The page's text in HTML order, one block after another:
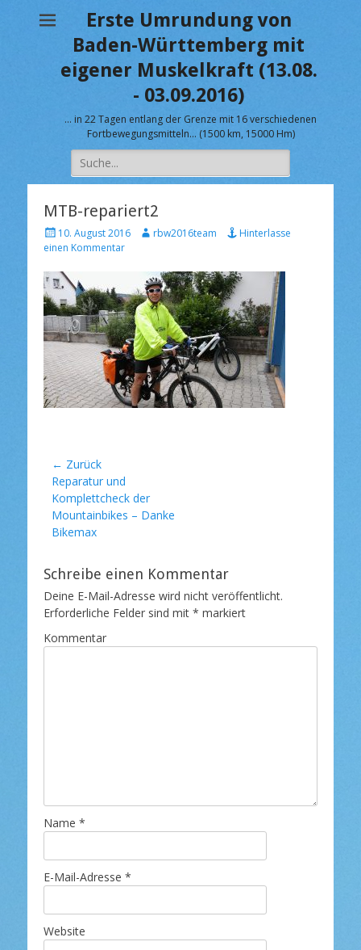
Erste Umrundung von
Baden-Württemberg mit
eigener Muskelkraft (13.08.
- 03.09.2016)
… in 22 Tagen entlang der Grenze mit 16 verschiedenen
Fortbewegungsmitteln… (1500 km, 15000 Hm)
Suche
nach:
MTB-repariert2
V
e
ö
f
f
e
n
l
i
c
h
10. August 2016
A
r
rbw2016team
Hinterlasse
einen Kommentar
Beitragsnavigation
← Zurück
Vorheriger
Beitrag:
Reparatur und
Komplettcheck der
Mountainbikes – Danke
Bikemax
Schreibe einen Kommentar
Deine E-Mail-Adresse wird nicht veröffentlicht.
Erforderliche Felder sind mit * markiert
Kommentar
Name *
E-Mail-Adresse *
Website